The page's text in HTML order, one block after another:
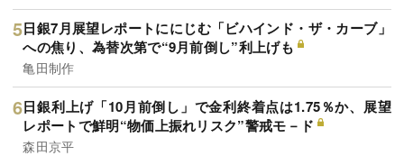
日銀7月展望レポートににじむ「ビハインド・ザ・カーブ」
への焦り、為替次第で“9月前倒し”利上げも
亀田制作
日銀利上げ「10月前倒し」で金利終着点は1.75％か、展望
レポートで鮮明“物価上振れリスク”警戒モ－ド
森田京平